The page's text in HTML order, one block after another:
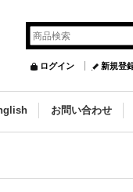
ログイン 新規登
お問い合わせ